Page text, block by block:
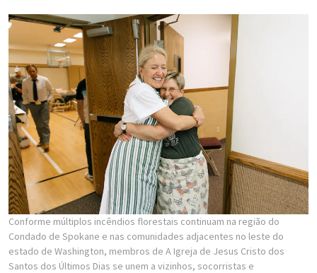
Conforme múltiplos incêndios florestais continuam na região do
Condado de Spokane e nas comunidades adjacentes no leste do
estado de Washington, membros de A Igreja de Jesus Cristo dos
Santos dos Últimos Dias se unem a vizinhos, socorristas e